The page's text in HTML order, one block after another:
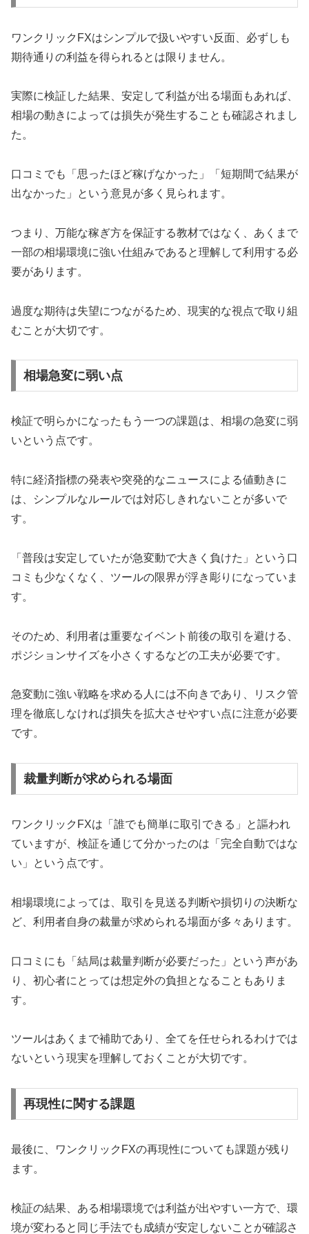
ワンクリックFXはシンプルで扱いやすい反面、必ずしも
期待通りの利益を得られるとは限りません。
実際に検証した結果、安定して利益が出る場面もあれば、
相場の動きによっては損失が発生することも確認されまし
た。
口コミでも「思ったほど稼げなかった」「短期間で結果が
出なかった」という意見が多く見られます。
つまり、万能な稼ぎ方を保証する教材ではなく、あくまで
一部の相場環境に強い仕組みであると理解して利用する必
要があります。
過度な期待は失望につながるため、現実的な視点で取り組
むことが大切です。
相場急変に弱い点
検証で明らかになったもう一つの課題は、相場の急変に弱
いという点です。
特に経済指標の発表や突発的なニュースによる値動きに
は、シンプルなルールでは対応しきれないことが多いで
す。
「普段は安定していたが急変動で大きく負けた」という口
コミも少なくなく、ツールの限界が浮き彫りになっていま
す。
そのため、利用者は重要なイベント前後の取引を避ける、
ポジションサイズを小さくするなどの工夫が必要です。
急変動に強い戦略を求める人には不向きであり、リスク管
理を徹底しなければ損失を拡大させやすい点に注意が必要
です。
裁量判断が求められる場面
ワンクリックFXは「誰でも簡単に取引できる」と謳われ
ていますが、検証を通じて分かったのは「完全自動ではな
い」という点です。
相場環境によっては、取引を見送る判断や損切りの決断な
ど、利用者自身の裁量が求められる場面が多々あります。
口コミにも「結局は裁量判断が必要だった」という声があ
り、初心者にとっては想定外の負担となることもありま
す。
ツールはあくまで補助であり、全てを任せられるわけでは
ないという現実を理解しておくことが大切です。
再現性に関する課題
最後に、ワンクリックFXの再現性についても課題が残り
ます。
検証の結果、ある相場環境では利益が出やすい一方で、環
境が変わると同じ手法でも成績が安定しないことが確認さ